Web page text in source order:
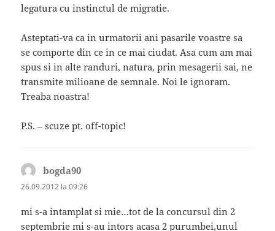
legatura cu instinctul de migratie.
Asteptati-va ca in urmatorii ani pasarile voastre sa
se comporte din ce in ce mai ciudat. Asa cum am mai
spus si in alte randuri, natura, prin mesagerii sai, ne
transmite milioane de semnale. Noi le ignoram.
Treaba noastra!
P.S. – scuze pt. off-topic!
bogda90
26.09.2012 la 09:26
mi s-a intamplat si mie…tot de la concursul din 2
septembrie mi s-au intors acasa 2 purumbei,unul